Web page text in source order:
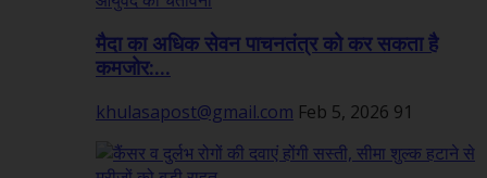
मैदा का अधिक सेवन पाचनतंत्र को कर सकता है
कमजोर:...
khulasapost@gmail.com Feb 5, 2026 91